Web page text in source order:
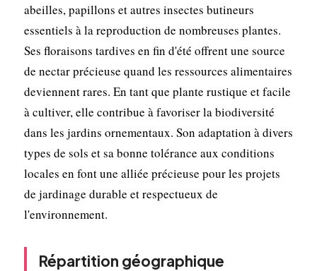
abeilles, papillons et autres insectes butineurs
essentiels à la reproduction de nombreuses plantes.
Ses floraisons tardives en fin d'été offrent une source
de nectar précieuse quand les ressources alimentaires
deviennent rares. En tant que plante rustique et facile
à cultiver, elle contribue à favoriser la biodiversité
dans les jardins ornementaux. Son adaptation à divers
types de sols et sa bonne tolérance aux conditions
locales en font une alliée précieuse pour les projets
de jardinage durable et respectueux de
l'environnement.
Répartition géographique